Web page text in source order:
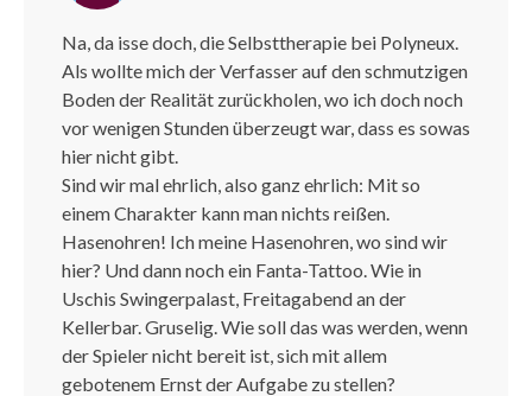
Na, da isse doch, die Selbsttherapie bei Polyneux.
Als wollte mich der Verfasser auf den schmutzigen
Boden der Realität zurückholen, wo ich doch noch
vor wenigen Stunden überzeugt war, dass es sowas
hier nicht gibt.
Sind wir mal ehrlich, also ganz ehrlich: Mit so
einem Charakter kann man nichts reißen.
Hasenohren! Ich meine Hasenohren, wo sind wir
hier? Und dann noch ein Fanta-Tattoo. Wie in
Uschis Swingerpalast, Freitagabend an der
Kellerbar. Gruselig. Wie soll das was werden, wenn
der Spieler nicht bereit ist, sich mit allem
gebotenem Ernst der Aufgabe zu stellen?